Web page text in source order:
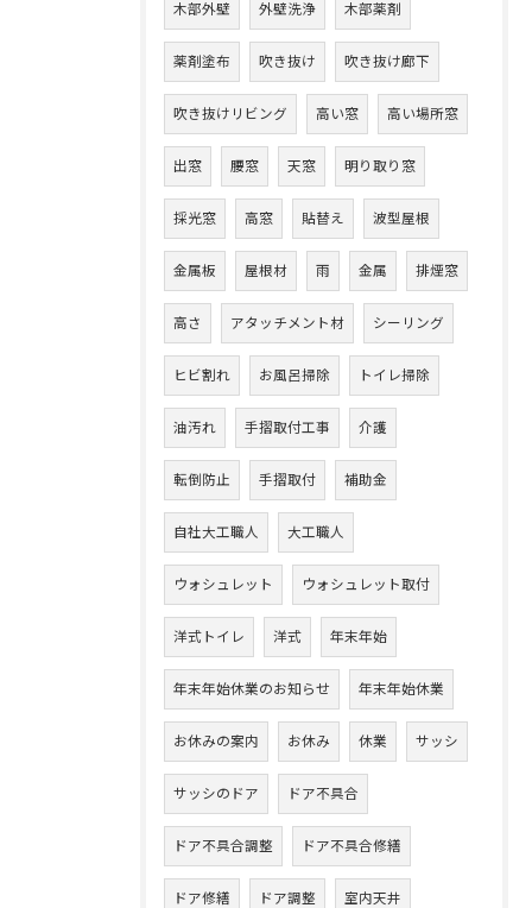
木部外壁 外壁洗浄 木部薬剤
薬剤塗布 吹き抜け 吹き抜け廊下
吹き抜けリビング 高い窓 高い場所窓
出窓 腰窓 天窓 明り取り窓
採光窓 高窓 貼替え 波型屋根
金属板 屋根材 雨 金属 排煙窓
高さ アタッチメント材 シーリング
ヒビ割れ お風呂掃除 トイレ掃除
油汚れ 手摺取付工事 介護
転倒防止 手摺取付 補助金
自社大工職人 大工職人
ウォシュレット ウォシュレット取付
洋式トイレ 洋式 年末年始
年末年始休業のお知らせ 年末年始休業
お休みの案内 お休み 休業 サッシ
サッシのドア ドア不具合
ドア不具合調整 ドア不具合修繕
ドア修繕 ドア調整 室内天井